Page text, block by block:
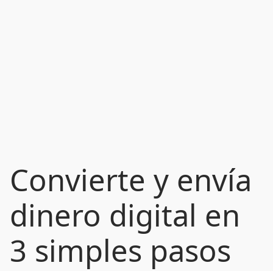
Convierte y envía
dinero digital en
3 simples pasos